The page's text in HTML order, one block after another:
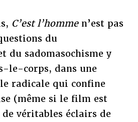
C’est l’hommen’est pas
du
du sadomasochisme y
le-corps, dans une
radicale qui confine
(même si le film est
véritables éclairs de